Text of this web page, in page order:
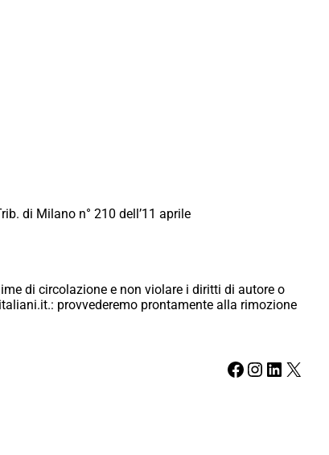
di Milano n° 210 dell’11 aprile
di circolazione e non violare i diritti di autore o
provvederemo prontamente alla rimozione
Facebook Instagram LinkedIn X